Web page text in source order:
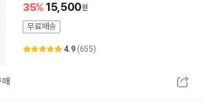
35 15,500
무료배송
4.9 (655)